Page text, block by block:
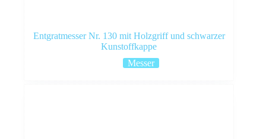
Entgratmesser Nr. 130 mit Holzgriff und schwarzer
Kunstoffkappe
Messer